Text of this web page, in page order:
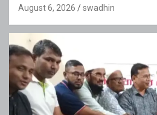
August 6, 2026 swadhin